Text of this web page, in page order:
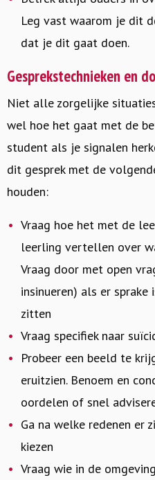
Leg vast waarom je dit
dat je dit gaat doen.
Gesprekstechnieken en
Niet alle zorgelijke
wel hoe het gaat met de
student als je signalen
dit gesprek met de
houden:
Vraag hoe het met de
leerling vertellen over
Vraag door met open
insinueren) als er
zitten
Vraag specifiek naar
Probeer een beeld te
eruitzien. Benoem en
oordelen of snel
Ga na welke redenen er
kiezen
Vraag wie in de